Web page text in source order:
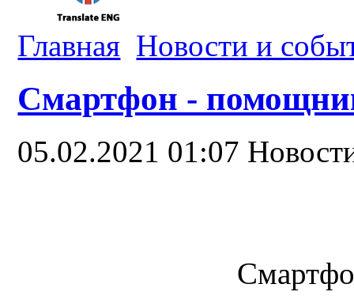
Главная Новости и
Смартфон -
05.02.2021 01:07